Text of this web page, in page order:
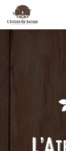
contenu
principal